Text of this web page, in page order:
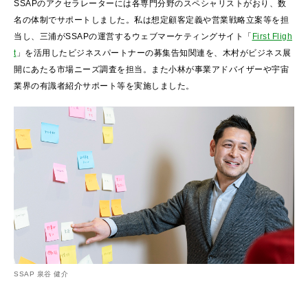
SSAPのアクセラレーターには各専門分野のスペシャリストがおり、数
名の体制でサポートしました。私は想定顧客定義や営業戦略立案等を担
当し、三浦がSSAPの運営するウェブマーケティングサイト「 First Fligh
t」を活用したビジネスパートナーの募集告知関連を、木村がビジネス展
開にあたる市場ニーズ調査を担当。また小林が事業アドバイザーや宇宙
業界の有識者紹介サポート等を実施しました。
SSAP 泉谷 健介